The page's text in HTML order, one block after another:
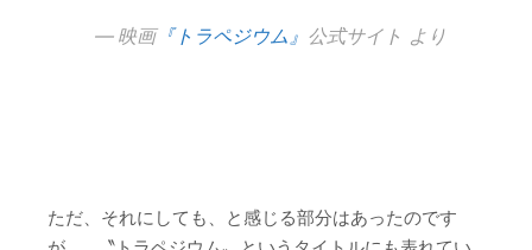
映画『トラペジウム』 公式サイト より
ただ、それにしても、と感じる部分はあったのです